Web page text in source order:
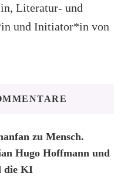
Literatur- und
und Initiator*in von
zu Mensch.
Hugo Hoffmann und
die KI